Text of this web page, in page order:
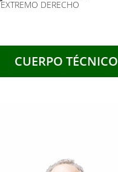
EXTREMO DERECHO
CUERPO TÉCNICO